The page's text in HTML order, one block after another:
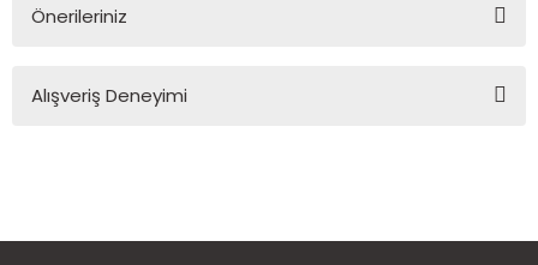
Önerileriniz
konularda yetersiz gördüğünüz noktaları öneri formunu
Alışveriş Deneyimi